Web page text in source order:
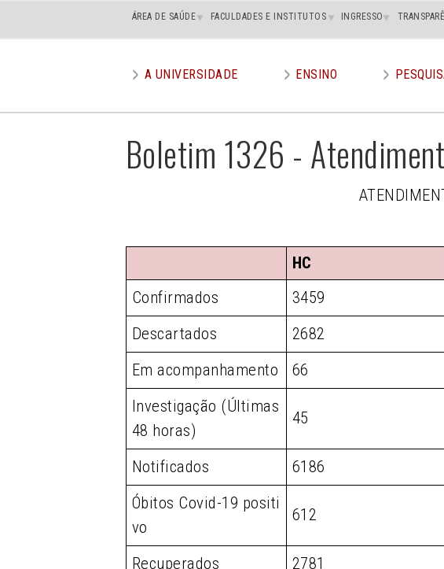
Main
superior
ÁREA DE SAÚDE FACULDADES E INSTITUTOS INGRESSO
menu
A UNIVERSIDADE ENSINO
Boletim 1326 -
HC
Confirmados
3459
Descartados
2682
Em acompanhamento
66
Investigação (Últimas
48 horas)
45
Notificados 6186
Óbitos Covid-19 positi
vo
612
Recuperados 2781